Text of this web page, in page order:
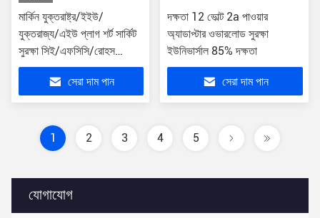
যোগাযোগ
মার্কিন যুক্তরাষ্ট্র/ইইউ/
যুক্তরাজ্য/এইউ প্লাগ শর্ট সার্কিট
সুরক্ষা সিই/এফসিসি/রোহস
সার্টিফিকেশন সহ 24W 12V
ডিসি পাওয়ার অ্যাডাপ্টার
সেরা দাম পান
দক্ষতা 12 ভোল্ট 2a পাওয়ার
অ্যাডাপ্টার ওভারলোড সুরক্ষা
ইউনিভার্সাল 85% দক্ষতা
সেরা দাম পান
1 2 3 4 5